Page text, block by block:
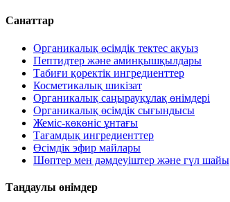
Санаттар
Органикалық өсімдік тектес ақуыз
Пептидтер және аминқышқылдары
Табиғи қоректік ингредиенттер
Косметикалық шикізат
Органикалық саңырауқұлақ өнімдері
Органикалық өсімдік сығындысы
Жеміс-көкөніс ұнтағы
Тағамдық ингредиенттер
Өсімдік эфир майлары
Шөптер мен дәмдеуіштер және гүл шайы
Таңдаулы өнімдер